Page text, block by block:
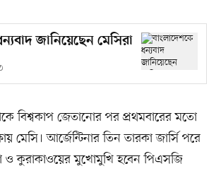
জানিয়েছেন মেসিরা
বিশ্বকাপ জেতানোর পর প্রথমবারের মতো
মেসি। আর্জেন্টিনার তিন তারকা জার্সি পরে
ও কুরাকাওয়ের মুখোমুখি হবেন পিএসজি